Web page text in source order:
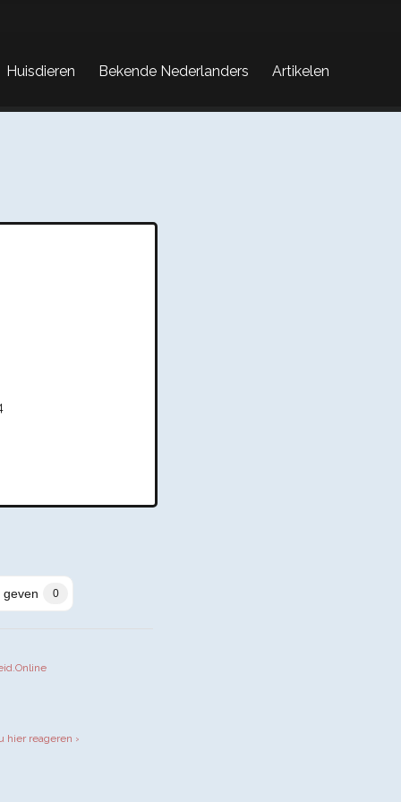
Huisdieren Bekende Nederlanders Artikelen
geven 0
hier reageren ›